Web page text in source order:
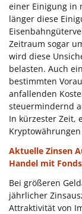
einer Einigung in
länger diese
Zeitraum sogar
wird diese
belasten. Auch
bestimmten
anfallenden
steuermindernd
In kürzester Zeit,
Aktuelle Zinsen
Handel mit Fonds
Bei größeren
jährlicher
Attraktivität von